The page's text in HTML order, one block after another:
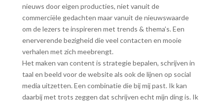
nieuws door eigen producties, niet vanuit de
commerciële gedachten maar vanuit de nieuwswaarde
om de lezers te inspireren met trends & thema’s. Een
enerverende bezigheid die veel contacten en mooie
verhalen met zich meebrengt.
Het maken van content is strategie bepalen, schrijven in
taal en beeld voor de website als ook de lijnen op social
media uitzetten. Een combinatie die bij mij past. Ik kan
daarbij met trots zeggen dat schrijven echt mijn ding is. Ik